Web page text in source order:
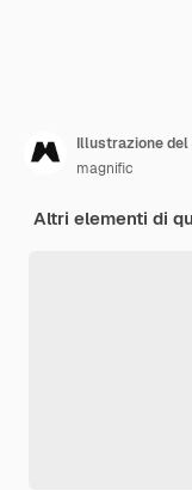
Illustrazione del
magnific
Altri elementi di